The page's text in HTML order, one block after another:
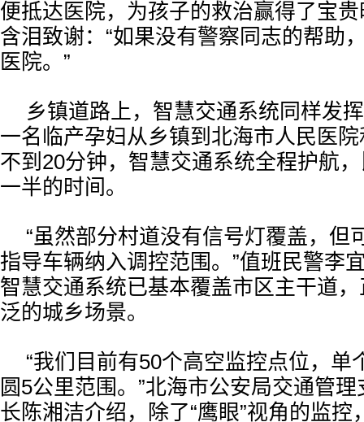
便抵达医院，为孩子的救治赢得了宝
含泪致谢：“如果没有警察同志的帮助
医院。”
乡镇道路上，智慧交通系统同样发
一名临产孕妇从乡镇到北海市人民医
不到20分钟，智慧交通系统全程护航
一半的时间。
“虽然部分村道没有信号灯覆盖，但
指导车辆纳入调控范围。”值班民警李
智慧交通系统已基本覆盖市区主干道
泛的城乡场景。
“我们目前有50个高空监控点位，单
圆5公里范围。”北海市公安局交通管
长陈湘洁介绍，除了“鹰眼”视角的监控